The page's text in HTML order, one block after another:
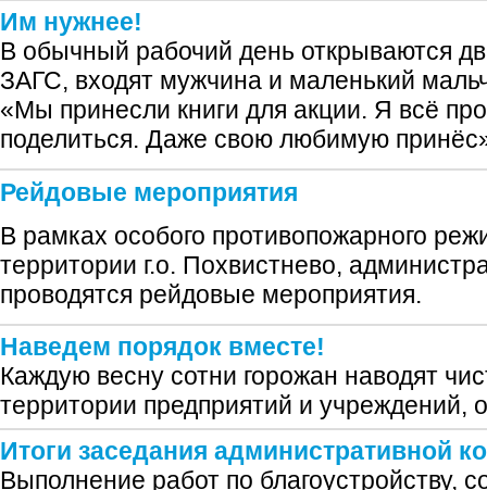
Им нужнее!
В обычный рабочий день открываются
ЗАГС, входят мужчина и маленький
«Мы принесли книги для акции. Я всё
поделиться. Даже свою любимую
Рейдовые мероприятия
В рамках особого противопожарного
территории г.о. Похвистнево,
проводятся рейдовые мероприятия.
Наведем порядок вместе!
Каждую весну сотни горожан наводят
территории предприятий и учреждений,
Итоги заседания административной
Выполнение работ по благоустройству,